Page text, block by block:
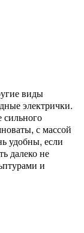
виды
электрички.
сильного
с массой
удобны, если
далеко не
и